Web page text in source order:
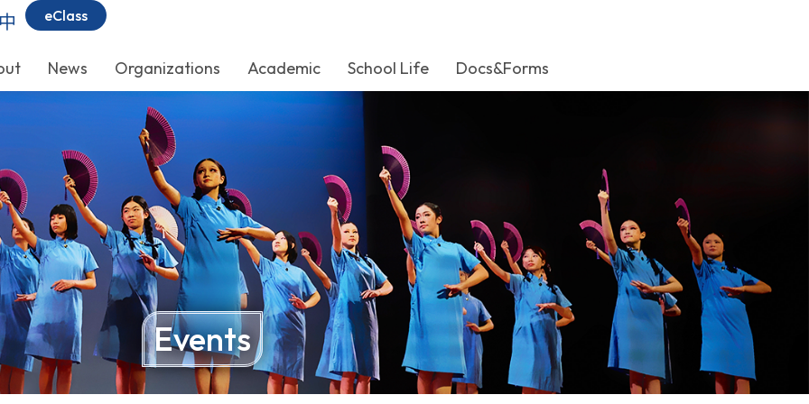
eClass
News Organizations Academic School Life Docs&Forms
Events